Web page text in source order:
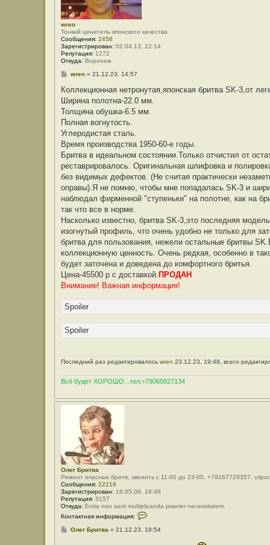
wren
Тонкий ценитель японского качества
Сообщения: 2458
Зарегистрирован: 02.04.13, 22:14
Репутация: 1272
Откуда: Воронеж
С
о
щ
е
и
е
wren» 21.12.23, 14:57
Коллекционная нетронутая,японская бритва SK-3,от
Ширина полотна-22.0 мм.
Толщина обушка-6.5 мм.
Полная вогнутость.
Углеродистая сталь.
Время производства 1950-60-е годы.
Бритва в идеальном состоянии.Только отчистил от
реставрировалось. Оригинальная шлифовка и
без видимых дефектов. (Не считая практически
оправы).Я не помню, чтобы мне попадалась SK-3 и
наблюдал фирменной "ступеньки" на полотне, как на
так что все в норме.
Насколько известно, бритва SK-3,это последняя
изогнутый профиль, что очень удобно не только для
бритва для пользования, нежели остальные бритвы
коллекционную ценность. Очень редкая, особенно в
будет заточена и доведена до комфортного бритья.
Цена-45500 р с доставкой. ПРОДАН
Внимание! Важная информация!
Spoiler
Spoiler
Последний раз редактировалось wren 23.12.23, 19:48, всего
Всё будет ХОРОШО...тел:+79065827134
Олег Бритва
Ремонт опасных бритв, звонить с 11-00 до 23-00, +79267729357,
Сообщения: 22218
Зарегистрирован: 18.05.06, 18:48
Репутация: 3157
Откуда: Entia non sunt multiplicanda praeter necessitatem
Контактная информация:
н
СОлег Бритва» 21.12.23, 18:54